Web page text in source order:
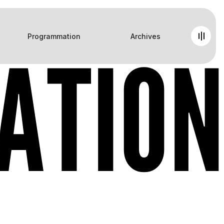
Programmation Archives
TION